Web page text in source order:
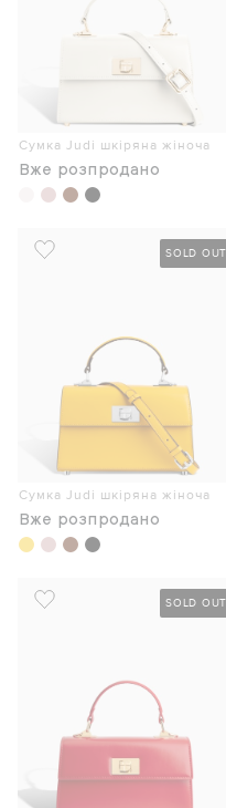
Сумка Judi шкіряна жіноча
Вже розпродано
SOLD OUT
Сумка Judi шкіряна жіноча
Вже розпродано
SOLD OUT